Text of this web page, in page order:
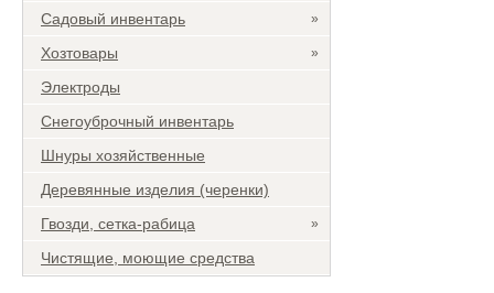
Садовый инвентарь »
Хозтовары »
Электроды
Снегоуброчный инвентарь
Шнуры хозяйственные
Деревянные изделия (черенки)
Гвозди, сетка-рабица
»
Чистящие, моющие средства